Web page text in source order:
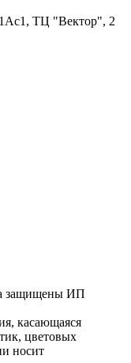
ТЦ "Вектор", 2
защищены ИП
касающаяся
цветовых
носит